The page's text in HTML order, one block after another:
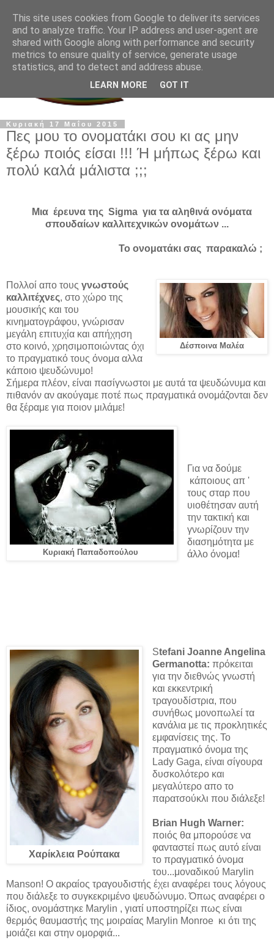
Κυριακή 17 Μαΐου 2015
Πες μου το ονοματάκι σου κι ας μην
ξέρω ποιός είσαι !!! Ή μήπως ξέρω και
πολύ καλά μάλιστα ;;;
Μια έρευνα της Sigma για τα αληθινά ονόματα
σπουδαίων καλλιτεχνικών ονομάτων ...
Το ονοματάκι σας παρακαλώ ;
Δέσποινα Μαλέα
Πολλοί απο τους γνωστούς
καλλιτέχνες, στο χώρο της
μουσικής και του
κινηματογράφου, γνώρισαν
μεγάλη επιτυχία και απήχηση
στο κοινό, χρησιμοποιώντας όχι
το πραγματικό τους όνομα αλλα
κάποιο ψευδώνυμο!
Σήμερα πλέον, είναι πασίγνωστοι με αυτά τα ψευδώνυμα και
πιθανόν αν ακούγαμε ποτέ πως πραγματικά ονομάζονται δεν
θα ξέραμε για ποιον μιλάμε!
Κυριακή Παπαδοπούλου
Για να δούμε
κάποιους απ '
τους σταρ που
υιοθέτησαν αυτή
την τακτική και
γνωρίζουν την
διασημότητα με
άλλο όνομα!
Χαρίκλεια Ρούπακα
Stefani Joanne Angelina
Germanotta: πρόκειται
για την διεθνώς γνωστή
και εκκεντρική
τραγουδίστρια, που
συνήθως μονοπωλεί τα
κανάλια με τις προκλητικές
εμφανίσεις της. Το
πραγματικό όνομα της
Lady Gaga, είναι σίγουρα
δυσκολότερο και
μεγαλύτερο απο το
παρατσούκλι που διάλεξε!
Brian Hugh Warner:
ποιός θα μπορούσε να
φανταστεί πως αυτό είναι
το πραγματικό όνομα
του...μοναδικού Marylin
Manson! Ο ακραίος τραγουδιστής έχει αναφέρει τους λόγους
που διάλεξε το συγκεκριμένο ψευδώνυμο. Όπως αναφέρει ο
ίδιος, ονομάστηκε Marylin , γιατί υποστηρίζει πως είναι
θερμός θαυμαστής της μοιραίας Marylin Monroe κι ότι της
μοιάζει και στην ομορφιά...
This site uses cookies from Google to deliver its services
and to analyze traffic. Your IP address and user-agent are
shared with Google along with performance and security
metrics to ensure quality of service, generate usage
statistics, and to detect and address abuse.
LEARN MORE GOT IT